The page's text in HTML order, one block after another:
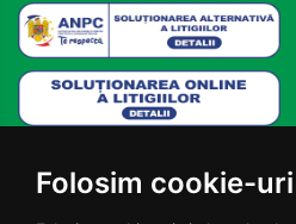
Folosim cookie-uri
Acasa